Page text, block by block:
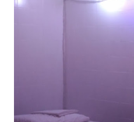
Bezerra, sobrinha-bisneta de
Fortaleza, conseguimos